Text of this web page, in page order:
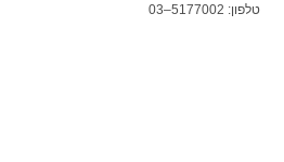
טלפון: 5177002–03